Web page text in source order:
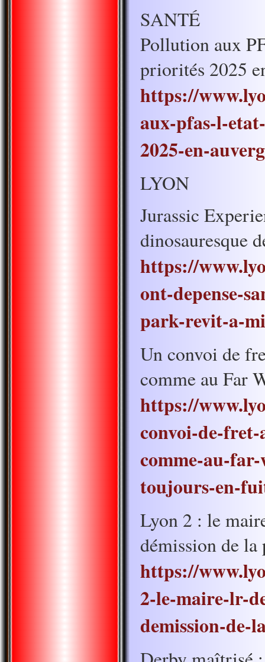
SANTÉ
Pollution aux
priorités 2025
https://
aux-pfas-l-
2025-en-
LYON
Jurassic
dinosauresque
https://
ont-depense-
park-revit-a-
Un convoi de
comme au Far
https://
convoi-de-
comme-au-
toujours-en-
Lyon 2 : le
démission de la
https://
2-le-maire-lr-
demission-de-